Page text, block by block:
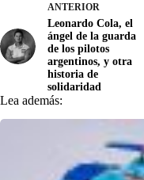
ANTERIOR
Leonardo Cola, el
ángel de la guarda
de los pilotos
argentinos, y otra
historia de
solidaridad
Lea además: